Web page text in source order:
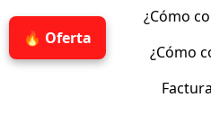
🔥 Oferta
¿Cómo
¿Cómo